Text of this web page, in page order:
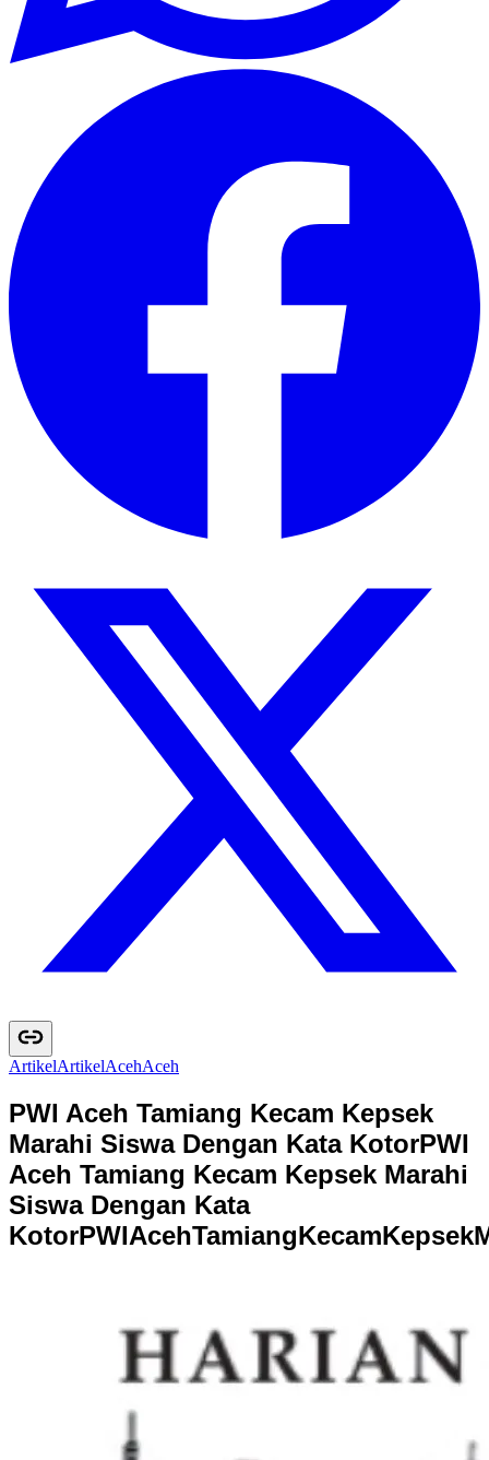
ArtikelArtikelAcehAceh
PWI Aceh Tamiang Kecam Kepsek
Marahi Siswa Dengan Kata KotorPWI
Aceh Tamiang Kecam Kepsek Marahi
Siswa Dengan Kata
KotorPWIAcehTamiangKecamKepsek